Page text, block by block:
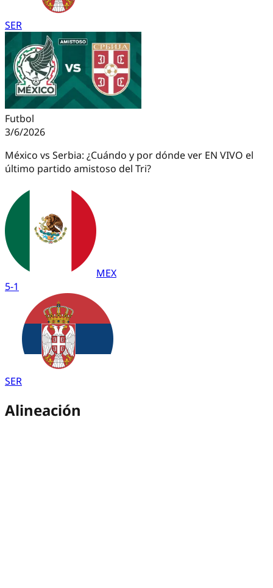
SER
Futbol
3/6/2026
México vs Serbia: ¿Cuándo y por dónde ver EN VIVO el
último partido amistoso del Tri?
MEX
5-1
SER
Alineación